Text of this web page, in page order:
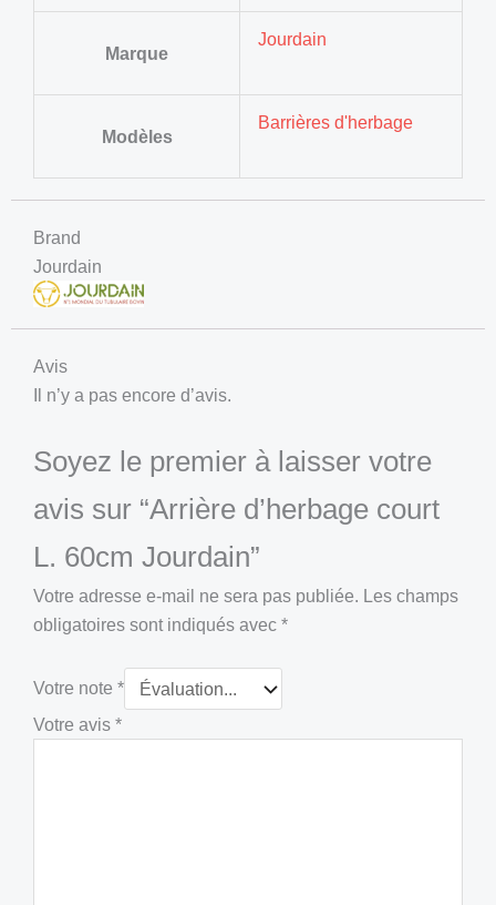
Marque
Jourdain
Modèles
Barrières d'herbage
Brand
Jourdain
Avis
Il n’y a pas encore d’avis.
Soyez le premier à laisser votre
avis sur “Arrière d’herbage court
L. 60cm Jourdain”
Votre adresse e-mail ne sera pas publiée. Les champs
obligatoires sont indiqués avec *
Votre note *
Votre avis *